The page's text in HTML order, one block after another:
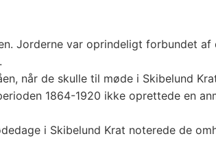
Jorderne var oprindeligt forbundet
når de skulle til møde i Skibelund
1864-1920 ikke oprettede en
i Skibelund Krat noterede de